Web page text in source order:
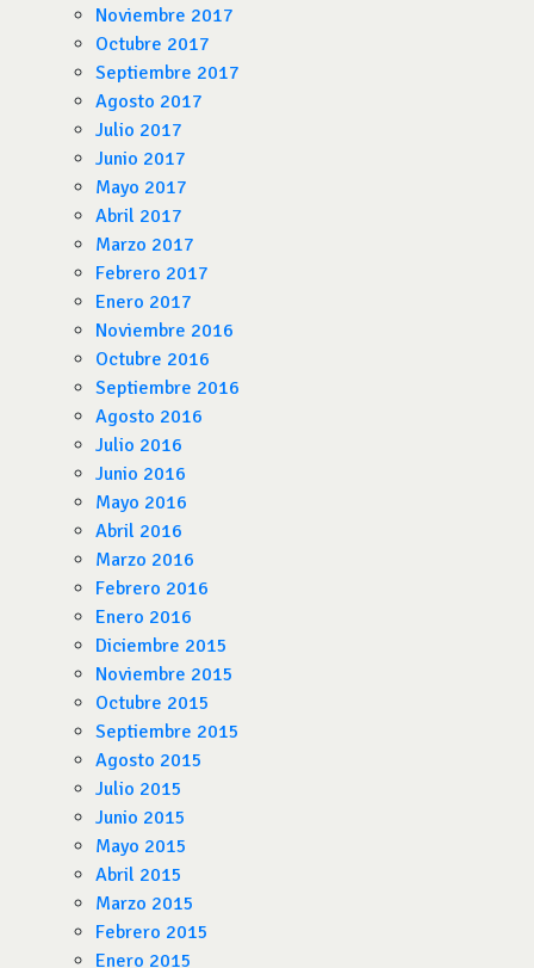
Noviembre 2017
Octubre 2017
Septiembre 2017
Agosto 2017
Julio 2017
Junio 2017
Mayo 2017
Abril 2017
Marzo 2017
Febrero 2017
Enero 2017
Noviembre 2016
Octubre 2016
Septiembre 2016
Agosto 2016
Julio 2016
Junio 2016
Mayo 2016
Abril 2016
Marzo 2016
Febrero 2016
Enero 2016
Diciembre 2015
Noviembre 2015
Octubre 2015
Septiembre 2015
Agosto 2015
Julio 2015
Junio 2015
Mayo 2015
Abril 2015
Marzo 2015
Febrero 2015
Enero 2015